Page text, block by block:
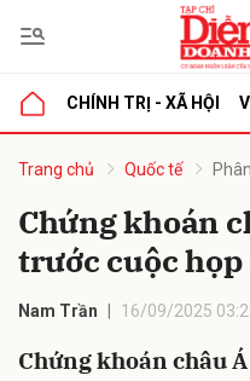
CHÍNH TRỊ - XÃ HỘI
Trang chủ Quốc tế
Chứng khoán
trước cuộc họp
Nam Trần 16/09/2025
Chứng khoán châu
luận